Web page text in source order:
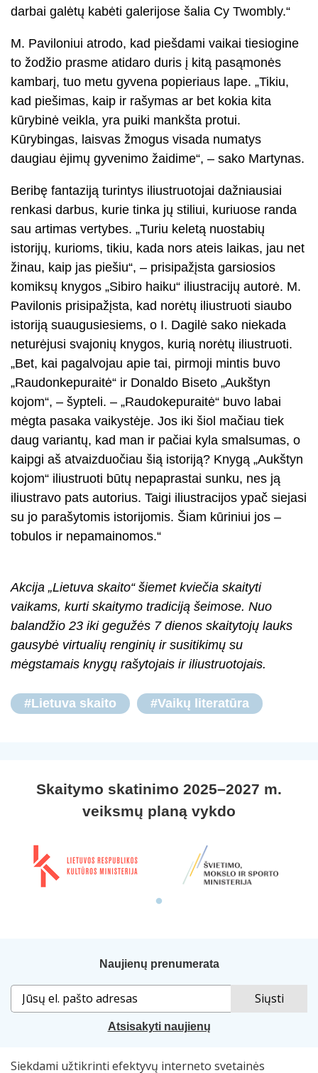
Siekdami užtikrinti efektyvų interneto svetainės
darbai galėtų kabėti galerijose šalia Cy Twombly.“
M. Paviloniui atrodo, kad piešdami vaikai tiesiogine
to žodžio prasme atidaro duris į kitą pasąmonės
kambarį, tuo metu gyvena popieriaus lape. „Tikiu,
kad piešimas, kaip ir rašymas ar bet kokia kita
kūrybinė veikla, yra puiki mankšta protui.
Kūrybingas, laisvas žmogus visada numatys
daugiau ėjimų gyvenimo žaidime“, – sako Martynas.
Beribę fantaziją turintys iliustruotojai dažniausiai
renkasi darbus, kurie tinka jų stiliui, kuriuose randa
sau artimas vertybes. „Turiu keletą nuostabių
istorijų, kurioms, tikiu, kada nors ateis laikas, jau net
žinau, kaip jas piešiu“, – prisipažįsta garsiosios
komiksų knygos „Sibiro haiku“ iliustracijų autorė. M.
Pavilonis prisipažįsta, kad norėtų iliustruoti siaubo
istoriją suaugusiesiems, o I. Dagilė sako niekada
neturėjusi svajonių knygos, kurią norėtų iliustruoti.
„Bet, kai pagalvojau apie tai, pirmoji mintis buvo
„Raudonkepuraitė“ ir Donaldo Biseto „Aukštyn
kojom“, – šypteli. – „Raudokepuraitė“ buvo labai
mėgta pasaka vaikystėje. Jos iki šiol mačiau tiek
daug variantų, kad man ir pačiai kyla smalsumas, o
kaipgi aš atvaizduočiau šią istoriją? Knygą „Aukštyn
kojom“ iliustruoti būtų nepaprastai sunku, nes ją
iliustravo pats autorius. Taigi iliustracijos ypač siejasi
su jo parašytomis istorijomis. Šiam kūriniui jos –
tobulos ir nepamainomos.“
Akcija „Lietuva skaito“ šiemet kviečia skaityti
vaikams, kurti skaitymo tradiciją šeimose. Nuo
balandžio 23 iki gegužės 7 dienos skaitytojų lauks
gausybė virtualių renginių ir susitikimų su
mėgstamais knygų rašytojais ir iliustruotojais.
#Lietuva skaito #Vaikų literatūra
Skaitymo skatinimo 2025–2027 m.
veiksmų planą vykdo
Naujienų prenumerata
Atsisakyti naujienų